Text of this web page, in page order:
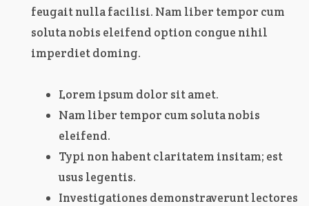
feugait nulla facilisi. Nam liber tempor cum
soluta nobis eleifend option congue nihil
imperdiet doming.
Lorem ipsum dolor sit amet.
Nam liber tempor cum soluta nobis
eleifend.
Typi non habent claritatem insitam; est
usus legentis.
Investigationes demonstraverunt lectores